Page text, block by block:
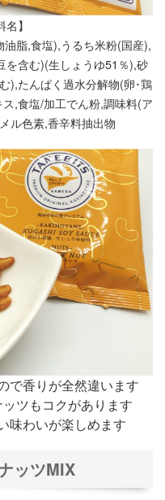
名】
脂,食塩),うるち米粉(国産),
を含む)(生しょうゆ51％),砂
),たんぱく過水分解物(卵･鶏
,食塩/加工でん粉,調味料(ア
ル色素,香辛料抽出物
で香りが全然違います
ツもコクがあります
味わいが楽しめます
ッツMIX